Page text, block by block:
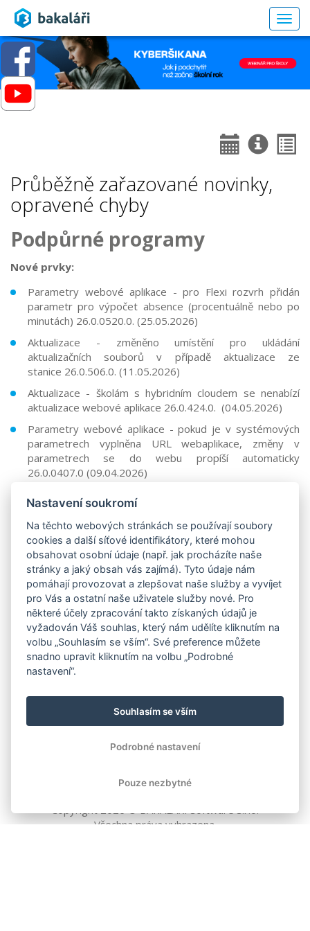
Průběžně zařazované novinky,
opravené chyby
Podpůrné programy
Nové prvky:
Parametry webové aplikace - pro Flexi rozvrh přidán
parametr pro výpočet absence (procentuálně nebo po
minutách) 26.0.0520.0. (25.05.2026)
Aktualizace - změněno umístění pro ukládání
aktualizačních souborů v případě aktualizace ze
stanice 26.0.506.0. (11.05.2026)
Aktualizace - školám s hybridním cloudem se nenabízí
aktualizace webové aplikace 26.0.424.0. (04.05.2026)
Parametry webové aplikace - pokud je v systémových
parametrech vyplněna URL webaplikace, změny v
parametrech se do webu propíší automaticky
26.0.0407.0 (09.04.2026)
Předchozí verze (19/20)
Všechna práva vyhrazena.
Nastavení soukromí
Na těchto webových stránkách se používají soubory
cookies a další síťové identifikátory, které mohou
obsahovat osobní údaje (např. jak procházíte naše
stránky a jaký obsah vás zajímá). Tyto údaje nám
pomáhají provozovat a zlepšovat naše služby a vyvíjet
pro Vás a ostatní naše uživatele služby nové. Pro
některé účely zpracování takto získaných údajů je
vyžadován Váš souhlas, který nám udělíte kliknutím na
volbu „Souhlasím se vším“. Své preference můžete
snadno upravit kliknutím na volbu „Podrobné
nastavení“.
Souhlasím se vším
Podrobné nastavení
Pouze nezbytné